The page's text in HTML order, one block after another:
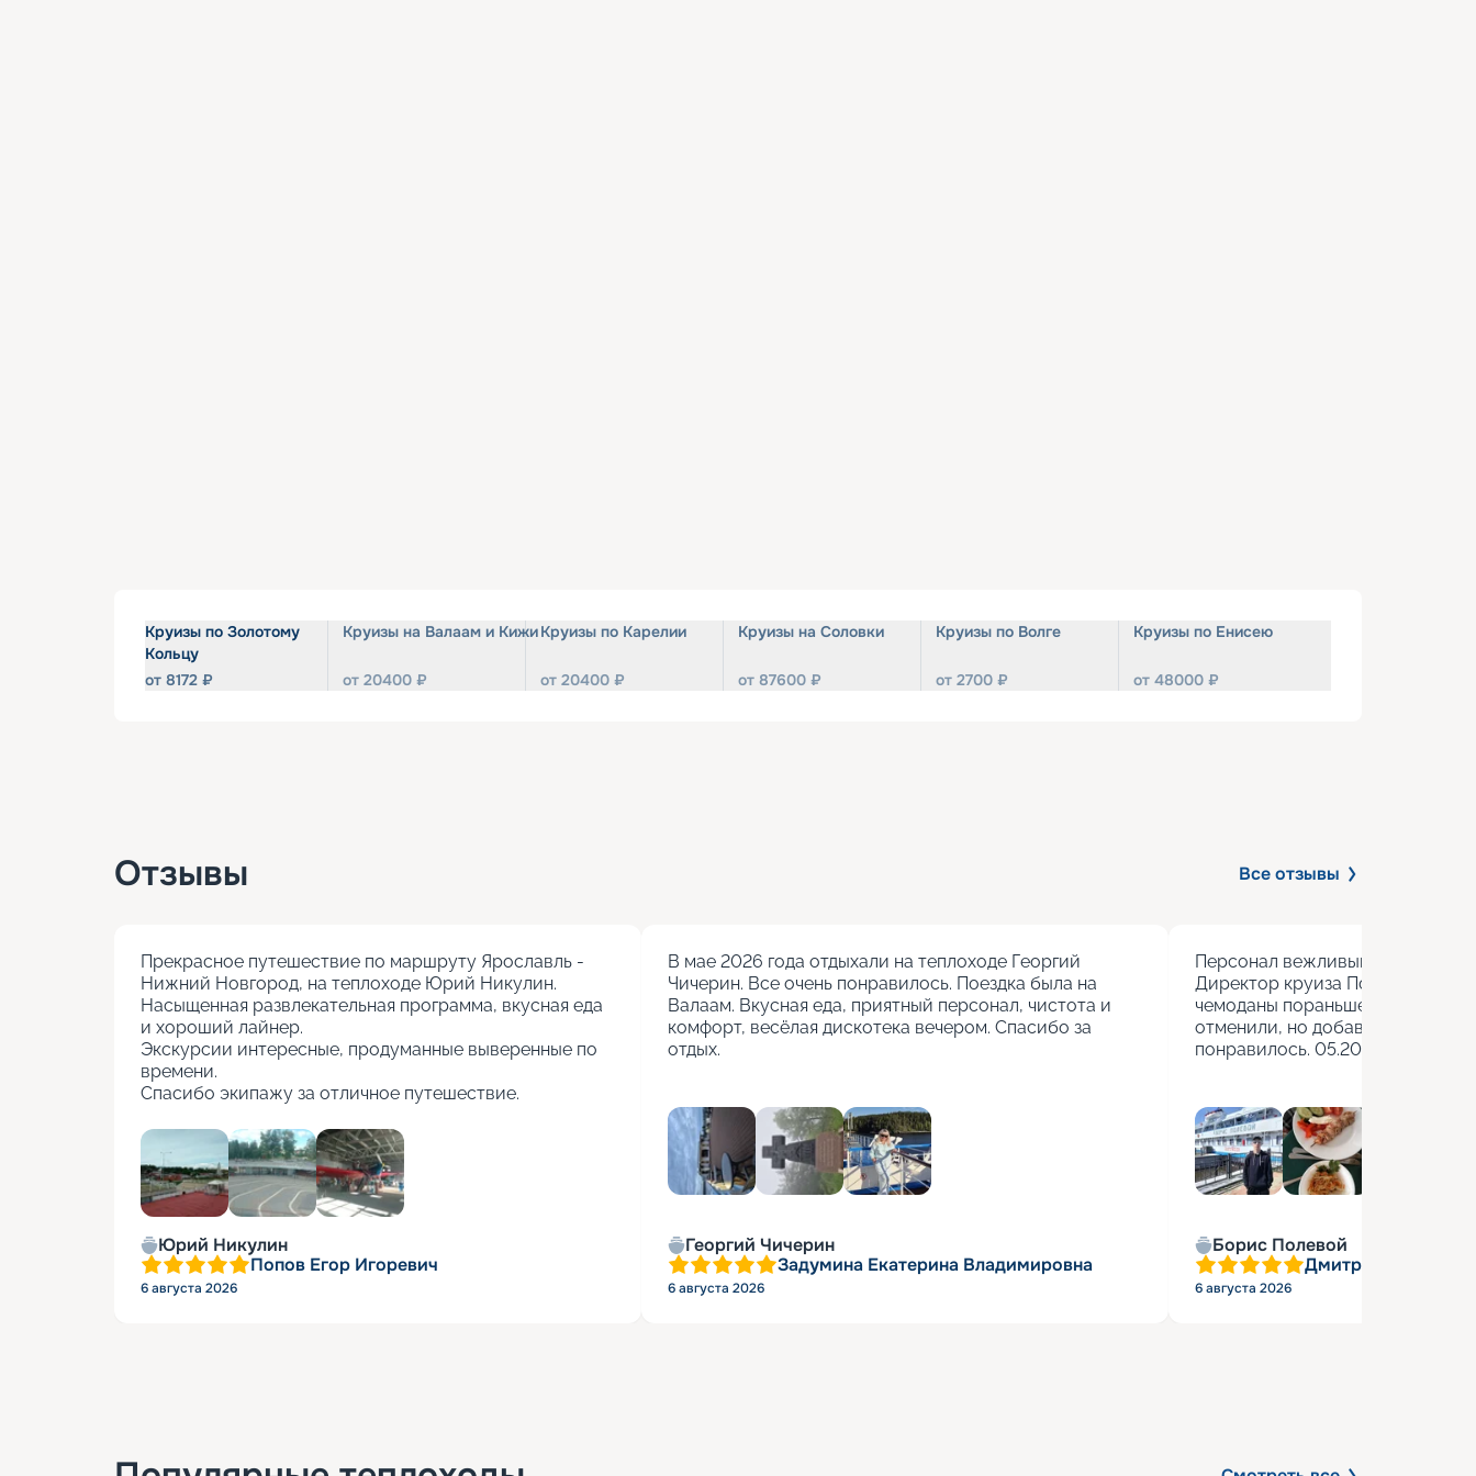
Круизы по Золотому
Кольцу
от 8172 ₽
Круизы на Валаам и Кижи
от 20400 ₽
Круизы по Карелии
от 20400 ₽
Круизы на Соловки
от 87600 ₽
Круизы по Волге
от 2700 ₽
Круизы по Енисею
от 48000 ₽
Отзывы Все отзывы
Прекрасное путешествие по маршруту Ярославль -
Нижний Новгород, на теплоходе Юрий Никулин.
Насыщенная развлекательная программа, вкусная еда
и хороший лайнер.
Экскурсии интересные, продуманные выверенные по
времени.
Спасибо экипажу за отличное путешествие.
Юрий Никулин
Попов Егор Игоревич
6 августа 2026
В мае 2026 года отдыхали на теплоходе Георгий
Чичерин. Все очень понравилось. Поездка была на
Валаам. Вкусная еда, приятный персонал, чистота и
комфорт, весёлая дискотека вечером. Спасибо за
отдых.
Георгий Чичерин
Задумина Екатерина Владимировна
6 августа 2026
Персонал вежливый, кормят
Директор круиза Полина
чемоданы пораньше взяли.
отменили, но добавили
понравилось. 05.2026г.
Борис Полевой
Дмитрий
6 августа 2026